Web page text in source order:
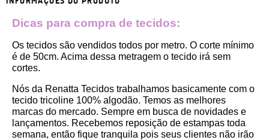
Dicas para compra de tecidos:
Os tecidos são vendidos todos por metro. O corte mínimo
é de 50cm. Acima dessa metragem o tecido irá sem
cortes.
Nós da Renatta Tecidos trabalhamos basicamente com o
tecido tricoline 100% algodão. Temos as melhores
marcas do mercado. Sempre em busca de novidades e
lançamentos. Recebemos reposição de estampas toda
semana, então fique tranquila pois seus clientes não irão